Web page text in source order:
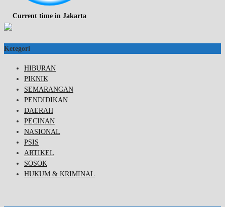
Current time in Jakarta
Ketegori
HIBURAN
PIKNIK
SEMARANGAN
PENDIDIKAN
DAERAH
PECINAN
NASIONAL
PSIS
ARTIKEL
SOSOK
HUKUM & KRIMINAL